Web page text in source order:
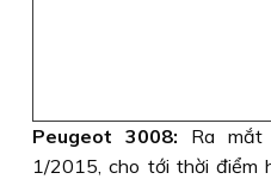
Peugeot 3008: Ra
1/2015, cho tới thời